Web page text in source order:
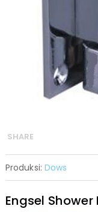
SHARE
Produksi: Dows
Engsel Shower